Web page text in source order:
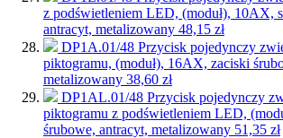
z podświetleniem LED, (moduł), 10AX,
antracyt, metalizowany 48,15 zł
DP1A.01/48 Przycisk pojedynczy
piktogramu, (moduł), 16AX, zaciski
metalizowany 38,60 zł
DP1AL.01/48 Przycisk pojedynczy
piktogramu z podświetleniem LED,
śrubowe, antracyt, metalizowany 51,35 zł